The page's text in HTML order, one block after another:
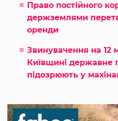
Право постійного
держземлями
оренди
Звинувачення на 12
Київщині державне
підозрюють у